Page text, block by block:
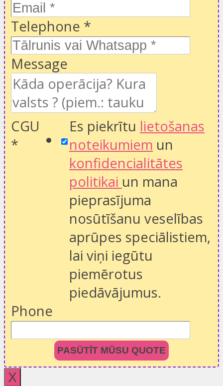
Telephone *
Message
CGU
*
Es piekrītu lietošanas
noteikumiem un
konfidencialitātes
politikai un mana
pieprasījuma
nosūtīšanu veselības
aprūpes speciālistiem,
lai viņi iegūtu
piemērotus
piedāvājumus.
Phone
PASŪTĪT MŪSU QUOTE
X